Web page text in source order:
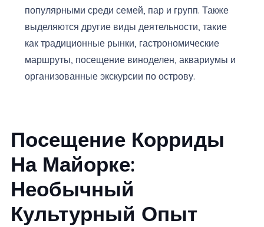
популярными среди семей, пар и групп. Также
выделяются другие виды деятельности, такие
как традиционные рынки, гастрономические
маршруты, посещение виноделен, аквариумы и
организованные экскурсии по острову.
Посещение Корриды
На Майорке:
Необычный
Культурный Опыт